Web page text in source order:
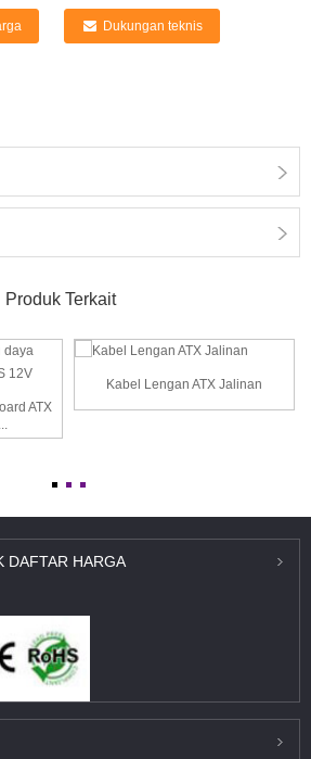
Dukungan teknis
Produk Terkait
ATX
Kabel Lengan ATX Jalinan
DAFTAR HARGA